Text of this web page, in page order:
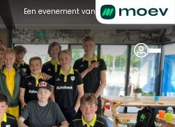
Een evenement van